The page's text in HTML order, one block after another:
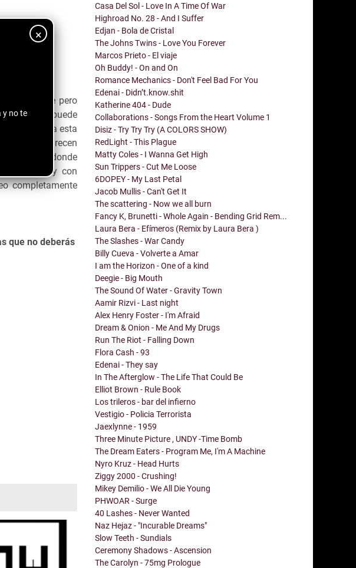
×
y no te
base suave pero
y se puede
atmósfera a esta
sonidos parecen
2:27 en donde
y con
completamente
que no deberás
Casa Del Sol - Love In A Time Of War
Highroad No. 28 - And I Suffer
Edjan - Bola de Cristal
The Johns Twins - Love You Forever
Marcos Prieto - El viaje
Oh Buddy! - On and On
Romance Mechanics - Don't Feel Bad For You
Edenai - Didn’t.know.shit
Katherine 404 - Dude
Collaborations - Songs From the Heart Volume 1
Disiz - Try Try Try (A COLORS SHOW)
RedLight - This Plague
Matty Coles - I Wanna Get High
Sun Trippers - Cut Me Loose
6DOPEY - My Last Petal
Jacob Mullis - Can't Get It
The scattering - Now we all burn
Fancy K, Brunetti - Whole Again - Bending Grid Rem...
Laura Bera - Efímeros (Remix by Laura Bera )
The Slashes - War Candy
Billy Cueva - Volverte a Amar
I am the Horizon - One of a kind
Deegie - Big Mouth
The Sound Of Water - Gravity Town
Aamir Rizvi - Last night
Alex Henry Foster - I'm Afraid
Dream & Onion - Me And My Drugs
Run The Riot - Falling Down
Flora Cash - 93
Edenai - They say
In The Afterglow - The Life That Could Be
Elliot Brown - Rule Book
Los trileros - bar del infierno
Vestigio - Policia Terrorista
Jaexlynne - 1959
Three Minute Picture , UNDY -Time Bomb
The Dream Eaters - Program Me, I'm A Machine
Nyro Kruz - Head Hurts
Ziggy 2000 - Crushing!
Mikey Demilio - We All Die Young
PHWOAR - Surge
40 Lashes - Never Wanted
Naz Hejaz - "Incurable Dreams"
Slow Teeth - Sundials
Ceremony Shadows - Ascension
The Carolyn - 75mg Prologue